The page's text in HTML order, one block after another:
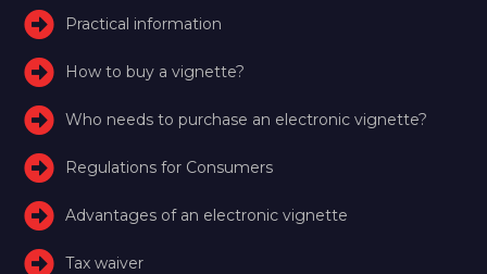
Practical information
How to buy a vignette?
Who needs to purchase an electronic vignette?
Regulations for Consumers
Advantages of an electronic vignette
Tax waiver